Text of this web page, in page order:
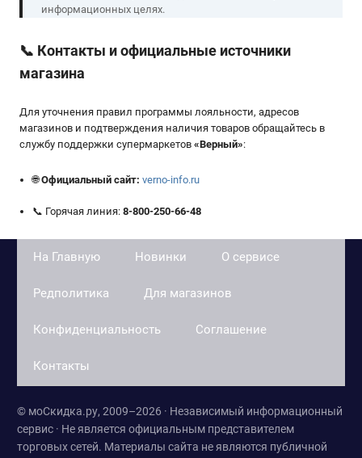
информационных целях.
📞 Контакты и официальные источники
магазина
Для уточнения правил программы лояльности, адресов
магазинов и подтверждения наличия товаров обращайтесь в
службу поддержки супермаркетов «Верный»:
🌐Официальный сайт: verno-info.ru
📞 Горячая линия:8-800-250-66-48
На Главную Новинки О сервисе
Редполитика Для магазинов
Конфиденциальность Соглашение
Контакты
© моСкидка.ру, 2009–2026 · Независимый информационный
сервис · Не является официальным представителем
торговых сетей. Материалы сайта не являются публичной